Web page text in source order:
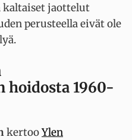
kaltaiset jaottelut
perusteella eivät ole
hoidosta 1960-
kertooYlen